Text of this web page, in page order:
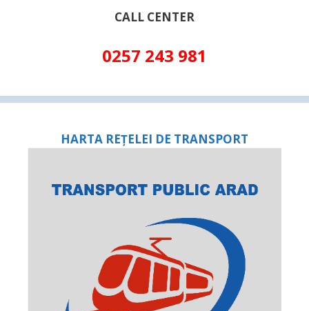
CALL CENTER
0257 243 981
HARTA REȚELEI DE TRANSPORT